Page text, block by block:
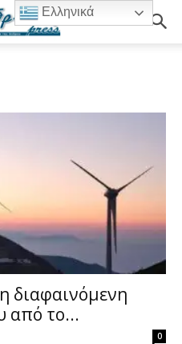
διαφαινόμενη
από το...
0
Ελληνικά